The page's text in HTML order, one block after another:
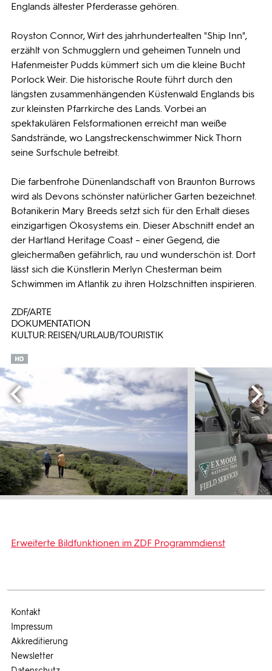
Englands ältester Pferderasse gehören.
Royston Connor, Wirt des jahrhundertealten "Ship Inn",
erzählt von Schmugglern und geheimen Tunneln und
Hafenmeister Pudds kümmert sich um die kleine Bucht
Porlock Weir. Die historische Route führt durch den
längsten zusammenhängenden Küstenwald Englands bis
zur kleinsten Pfarrkirche des Lands. Vorbei an
spektakulären Felsformationen erreicht man weiße
Sandstrände, wo Langstreckenschwimmer Nick Thorn
seine Surfschule betreibt.
Die farbenfrohe Dünenlandschaft von Braunton Burrows
wird als Devons schönster natürlicher Garten bezeichnet.
Botanikerin Mary Breeds setzt sich für den Erhalt dieses
einzigartigen Ökosystems ein. Dieser Abschnitt endet an
der Hartland Heritage Coast – einer Gegend, die
gleichermaßen gefährlich, rau und wunderschön ist. Dort
lässt sich die Künstlerin Merlyn Chesterman beim
Schwimmen im Atlantik zu ihren Holzschnitten inspirieren.
ZDF/ARTE
DOKUMENTATION
KULTUR: REISEN/URLAUB/TOURISTIK
Erweiterte Bildfunktionen im ZDF Programmdienst
Kontakt
Impressum
Akkreditierung
Newsletter